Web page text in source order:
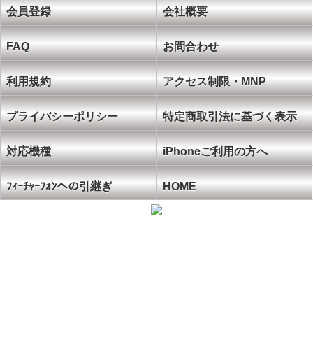
会員登録 会社概要
FAQ お問合わせ
利用規約 アクセス制限・MNP
プライバシーポリシー 特定商取引法に基づく表示
対応機種 iPhoneご利用の方へ
ﾌｨｰﾁｬｰﾌｫﾝへの引継ぎ HOME